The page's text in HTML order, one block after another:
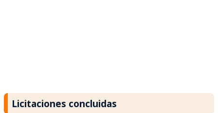
Licitaciones concluidas